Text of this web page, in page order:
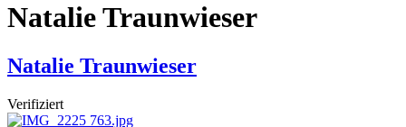
Natalie Traunwieser
Natalie Traunwieser
Verifiziert